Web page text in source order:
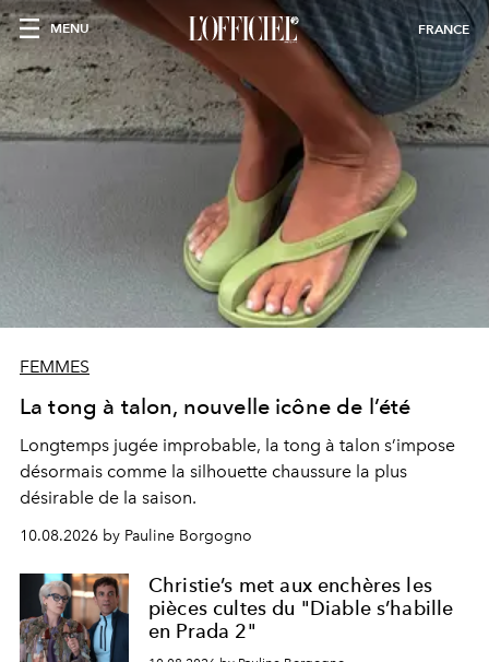
MENU FRANCE
FEMMES
La tong à talon, nouvelle icône de l’été
Longtemps jugée improbable, la tong à talon s’impose
désormais comme la silhouette chaussure la plus
désirable de la saison.
10.08.2026 by Pauline Borgogno
Christie’s met aux enchères les
pièces cultes du "Diable s’habille
en Prada 2"